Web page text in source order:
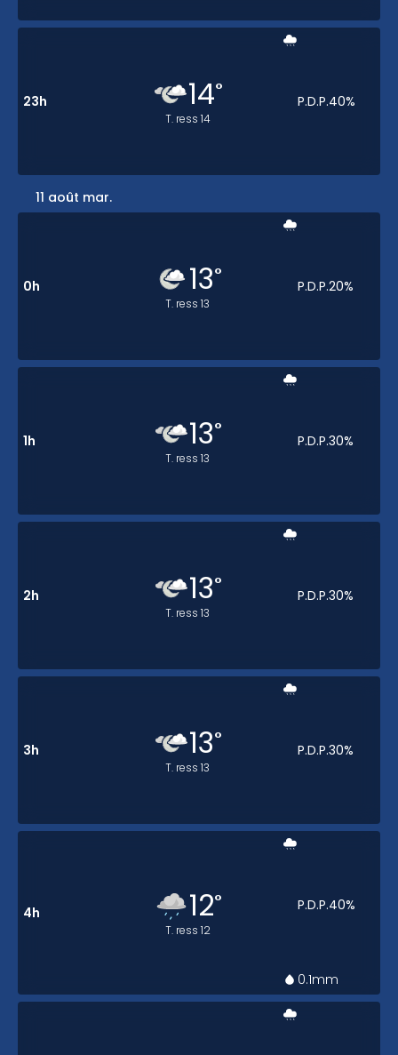
23h 14°
T. ress 14
P.D.P.40%
11 août mar.
0h 13°
T. ress 13
P.D.P.20%
1h 13°
T. ress 13
P.D.P.30%
2h 13°
T. ress 13
P.D.P.30%
3h 13°
T. ress 13
P.D.P.30%
4h 12°
T. ress 12
P.D.P.40%
0.1mm